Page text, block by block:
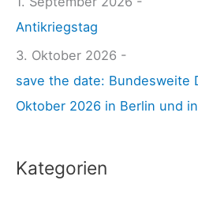
n
n
a
c
h
Antikriegstag
3. Oktober 2026 -
save the date: Bundesweite
Oktober 2026 in Berlin und
Kategorien